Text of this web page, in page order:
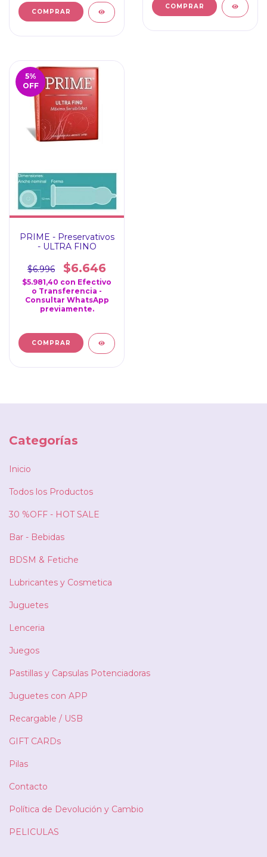
5%
OFF
PRIME - Preservativos
- ULTRA FINO
$6.996 $6.646
$5.981,40 con Efectivo
o Transferencia -
Consultar WhatsApp
previamente.
Categorías
Inicio
Todos los Productos
30 %OFF - HOT SALE
Bar - Bebidas
BDSM & Fetiche
Lubricantes y Cosmetica
Juguetes
Lenceria
Juegos
Pastillas y Capsulas Potenciadoras
Juguetes con APP
Recargable / USB
GIFT CARDs
Pilas
Contacto
Política de Devolución y Cambio
PELICULAS